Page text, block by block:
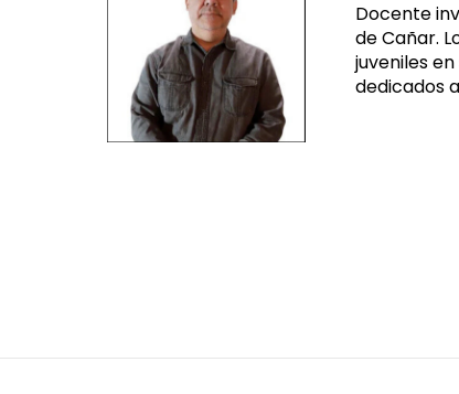
Docente
de Cañar.
juveniles
dedicados